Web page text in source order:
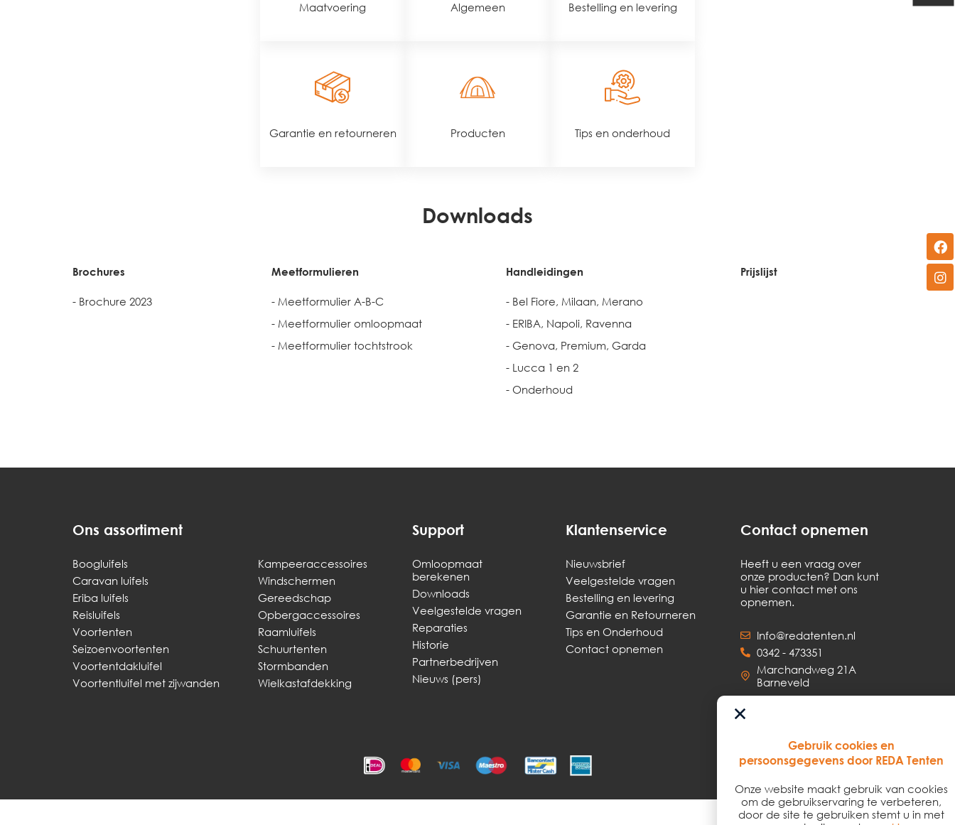
Maatvoering Algemeen Bestelling en levering
Garantie en retourneren Producten Tips en onderhoud
Downloads
Brochures
- Brochure 2023
Meetformulieren
- Meetformulier A-B-C
- Meetformulier omloopmaat
- Meetformulier tochtstrook
Handleidingen
- Bel Fiore, Milaan, Merano
- ERIBA, Napoli, Ravenna
- Genova, Premium, Garda
- Lucca 1 en 2
- Onderhoud
Prijslijst
Ons assortiment
Boogluifels
Caravan luifels
Eriba luifels
Reisluifels
Voortenten
Seizoenvoortenten
Voortentdakluifel
Voortentluifel met zijwanden
Kampeeraccessoires
Windschermen
Gereedschap
Opbergaccessoires
Raamluifels
Schuurtenten
Stormbanden
Wielkastafdekking
Support
Omloopmaat
berekenen
Downloads
Veelgestelde vragen
Reparaties
Historie
Partnerbedrijven
Nieuws (pers)
Klantenservice
Nieuwsbrief
Veelgestelde vragen
Bestelling en levering
Garantie en Retourneren
Tips en Onderhoud
Contact opnemen
Contact opnemen
Heeft u een vraag over
onze producten? Dan kunt
u hier contact met ons
opnemen.
Info@redatenten.nl
0342 - 473351
Marchandweg 21A
Barneveld
Gebruik cookies en
persoonsgegevens door REDA Tenten
Onze website maakt gebruik van cookies
om de gebruikservaring te verbeteren,
door de site te gebruiken stemt u in met